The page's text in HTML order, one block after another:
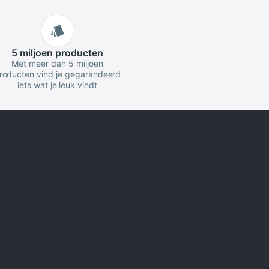
5 miljoen producten
Met meer dan 5 miljoen
vind je gegarandeerd
iets wat je leuk vindt